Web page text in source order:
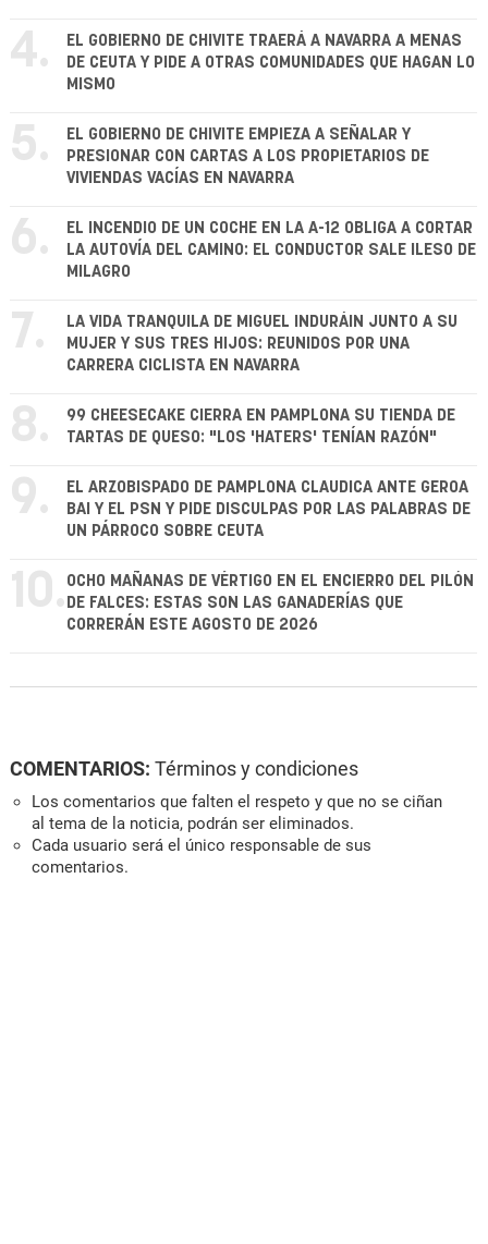
4.
EL GOBIERNO DE CHIVITE TRAERÁ A NAVARRA A MENAS
DE CEUTA Y PIDE A OTRAS COMUNIDADES QUE HAGAN LO
MISMO
5.
EL GOBIERNO DE CHIVITE EMPIEZA A SEÑALAR Y
PRESIONAR CON CARTAS A LOS PROPIETARIOS DE
VIVIENDAS VACÍAS EN NAVARRA
6.
EL INCENDIO DE UN COCHE EN LA A-12 OBLIGA A CORTAR
LA AUTOVÍA DEL CAMINO: EL CONDUCTOR SALE ILESO DE
MILAGRO
7.
LA VIDA TRANQUILA DE MIGUEL INDURÁIN JUNTO A SU
MUJER Y SUS TRES HIJOS: REUNIDOS POR UNA
CARRERA CICLISTA EN NAVARRA
8.
99 CHEESECAKE CIERRA EN PAMPLONA SU TIENDA DE
TARTAS DE QUESO: "LOS 'HATERS' TENÍAN RAZÓN"
9.
EL ARZOBISPADO DE PAMPLONA CLAUDICA ANTE GEROA
BAI Y EL PSN Y PIDE DISCULPAS POR LAS PALABRAS DE
UN PÁRROCO SOBRE CEUTA
10. OCHO MAÑANAS DE VÉRTIGO EN EL ENCIERRO DEL PILÓN
DE FALCES: ESTAS SON LAS GANADERÍAS QUE
CORRERÁN ESTE AGOSTO DE 2026
COMENTARIOS: Términos y condiciones
Los comentarios que falten el respeto y que no se ciñan
al tema de la noticia, podrán ser eliminados.
Cada usuario será el único responsable de sus
comentarios.